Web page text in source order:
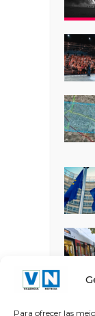
Para ofrecer las